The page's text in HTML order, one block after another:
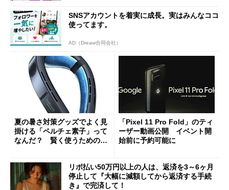
SNSアカウントを着実に成長。実はみんなココ
使ってます。
AD（Dreaw合同会社）
夏の暑さ対策グッズでよく見
掛ける「ペルチェ素子」って
なんだ？ 賢く使うための注
「Pixel 11 Pro Fold」のティ
ーザー動画公開 イベント開
始前に予約可能に
リボ払い50万円以上の人は、返済を3～6ヶ月
停止して『大幅に減額してから返済する手続
き』で完済して！